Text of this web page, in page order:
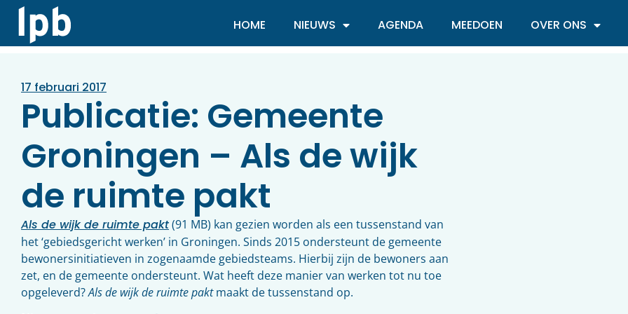
HOME NIEUWS AGENDA MEEDOEN OVER ONS
17 februari 2017
Publicatie: Gemeente
Groningen – Als de wijk
de ruimte pakt
Als de wijk de ruimte pakt(91 MB) kan gezien worden als een tussenstand van
het ‘gebiedsgericht werken’ in Groningen. Sinds 2015 ondersteunt de gemeente
bewonersinitiatieven in zogenaamde gebiedsteams. Hierbij zijn de bewoners aan
zet, en de gemeente ondersteunt. Wat heeft deze manier van werken tot nu toe
opgeleverd?Als de wijk de ruimte paktmaakt de tussenstand op.